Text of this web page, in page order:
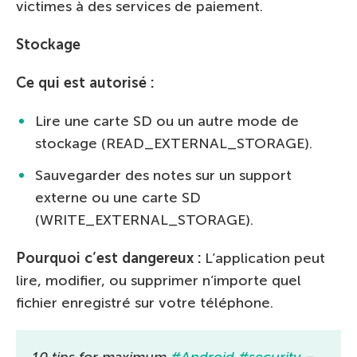
victimes à des services de paiement.
Stockage
Ce qui est autorisé :
Lire une carte SD ou un autre mode de
stockage (READ_EXTERNAL_STORAGE).
Sauvegarder des notes sur un support
externe ou une carte SD
(WRITE_EXTERNAL_STORAGE).
Pourquoi c’est dangereux : L’application peut
lire, modifier, ou supprimer n’importe quel
fichier enregistré sur votre téléphone.